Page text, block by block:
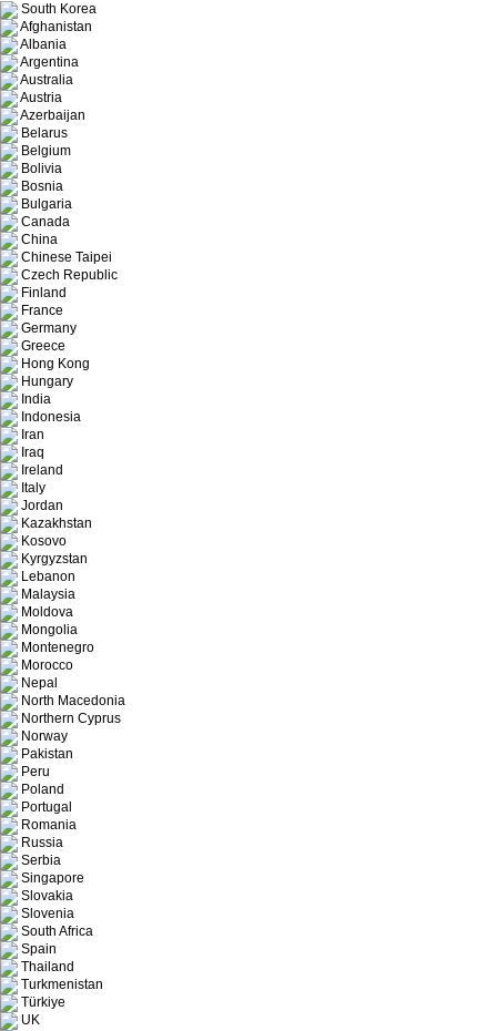
South Korea
Afghanistan
Albania
Argentina
Australia
Austria
Azerbaijan
Belarus
Belgium
Bolivia
Bosnia
Bulgaria
Canada
China
Chinese Taipei
Czech Republic
Finland
France
Germany
Greece
Hong Kong
Hungary
India
Indonesia
Iran
Iraq
Ireland
Italy
Jordan
Kazakhstan
Kosovo
Kyrgyzstan
Lebanon
Malaysia
Moldova
Mongolia
Montenegro
Morocco
Nepal
North Macedonia
Northern Cyprus
Norway
Pakistan
Peru
Poland
Portugal
Romania
Russia
Serbia
Singapore
Slovakia
Slovenia
South Africa
Spain
Thailand
Turkmenistan
Türkiye
UK